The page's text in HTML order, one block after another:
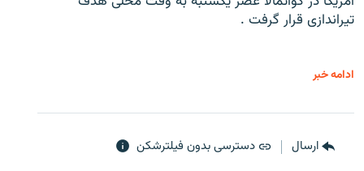
تیراندازی قرار گرفت .
ادامه خبر
ارسال دسترسی بدون فیلترشکن